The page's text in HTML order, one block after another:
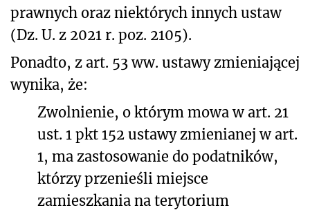
prawnych oraz niektórych innych ustaw
(Dz. U. z 2021 r. poz. 2105).
Ponadto, z art. 53 ww. ustawy zmieniającej
wynika, że:
Zwolnienie, o którym mowa w art. 21
ust. 1 pkt 152 ustawy zmienianej w art.
1, ma zastosowanie do podatników,
którzy przenieśli miejsce
zamieszkania na terytorium